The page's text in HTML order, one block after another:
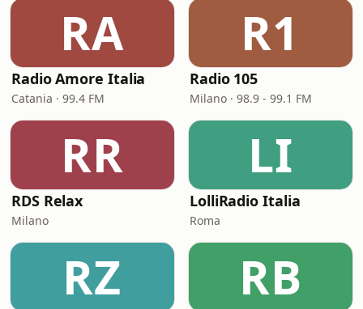
RA
Radio Amore Italia
Catania · 99.4 FM
R1
Radio 105
Milano · 98.9 - 99.1 FM
RR
RDS Relax
Milano
LI
LolliRadio Italia
Roma
RZ RB